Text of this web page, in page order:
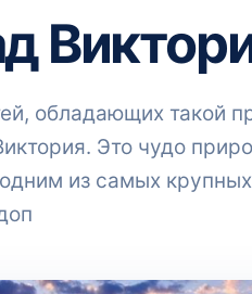
обладающих такой
Это чудо
из самых